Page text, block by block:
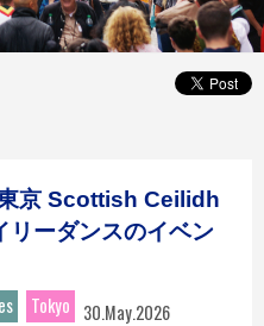
京 Scottish Ceilidh
ーダンスのイベン
Tokyo 30.May.2026